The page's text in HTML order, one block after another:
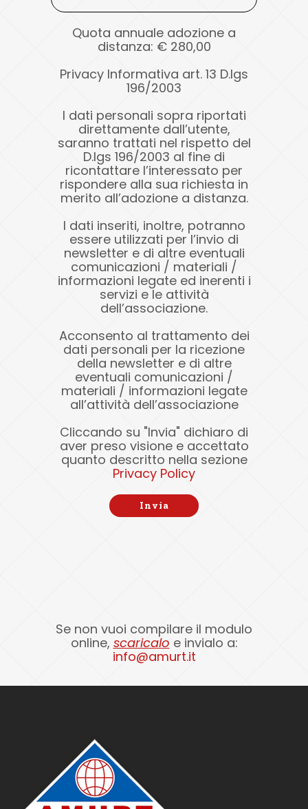
Quota annuale adozione a
distanza: € 280,00
Privacy Informativa art. 13 D.lgs
196/2003
I dati personali sopra riportati
direttamente dall’utente,
saranno trattati nel rispetto del
D.lgs 196/2003 al fine di
ricontattare l’interessato per
rispondere alla sua richiesta in
merito all’adozione a distanza.
I dati inseriti, inoltre, potranno
essere utilizzati per l’invio di
newsletter e di altre eventuali
comunicazioni / materiali /
informazioni legate ed inerenti i
servizi e le attività
dell’associazione.
Acconsento al trattamento dei
dati personali per la ricezione
della newsletter e di altre
eventuali comunicazioni /
materiali / informazioni legate
all’attività dell’associazione
Cliccando su "Invia" dichiaro di
aver preso visione e accettato
quanto descritto nella sezione
Privacy Policy
Se non vuoi compilare il modulo
online, scaricalo e invialo a:
info@amurt.it